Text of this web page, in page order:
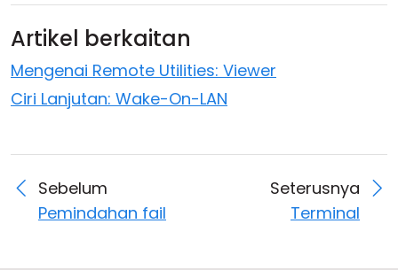
Artikel berkaitan
Mengenai Remote Utilities: Viewer
Ciri Lanjutan: Wake-On-LAN
Sebelum
Pemindahan fail
Seterusnya
Terminal